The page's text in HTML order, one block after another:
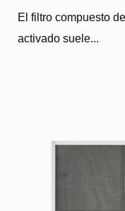
El filtro compuesto
activado suele...